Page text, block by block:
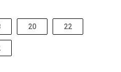
20 22